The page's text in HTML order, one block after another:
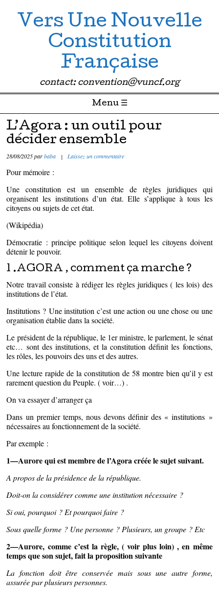
Vers Une Nouvelle
Constitution
Française
contact: convention@vuncf.org
Menu ☰
Passer directement au contenu
L’Agora : un outil pour
décider ensemble
28/08/2025parbaba | Laissez un commentaire
Pour mémoire :
Une constitution est un ensemble de règles juridiques qui
organisent les institutions d’un état. Elle s’applique à tous les
citoyens ou sujets de cet état.
(Wikipédia)
Démocratie : principe politique selon lequel les citoyens doivent
détenir le pouvoir.
1 .AGORA , comment ça marche ?
Notre travail consiste à rédiger les règles juridiques ( les lois) des
institutions de l’état.
Institutions ? Une institution c’est une action ou une chose ou une
organisation établie dans la société.
Le président de la république, le 1er ministre, le parlement, le sénat
etc… sont des institutions, et la constitution définit les fonctions,
les rôles, les pouvoirs des uns et des autres.
Une lecture rapide de la constitution de 58 montre bien qu’il y est
rarement question du Peuple. ( voir…) .
On va essayer d’arranger ça
Dans un premier temps, nous devons définir des « institutions »
nécessaires au fonctionnement de la société.
Par exemple :
1—Aurore qui est membre de l’Agora créée le sujet suivant.
A propos de la présidence de la république.
Doit-on la considérer comme une institution nécessaire ?
Si oui, pourquoi ? Et pourquoi faire ?
Sous quelle forme ? Une personne ? Plusieurs, un groupe ? Etc
2—Aurore, comme c’est la règle, ( voir plus loin) , en même
temps que son sujet, fait la proposition suivante
La fonction doit être conservée mais sous une autre forme,
assurée par plusieurs personnes.